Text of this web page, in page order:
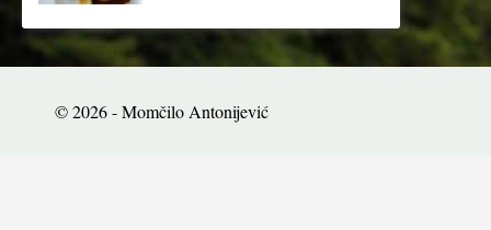
© 2026 - Momčilo Antonijević